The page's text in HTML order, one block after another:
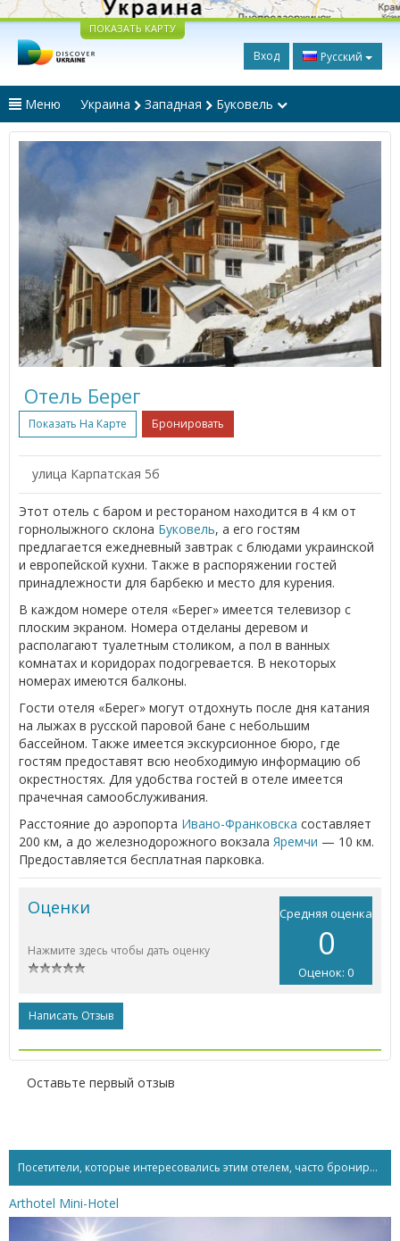
ПОКАЗАТЬ КАРТУ
Вход Русский
Меню Украина Западная Буковель
Отель Берег
Показать На Карте Бронировать
улица Карпатская 5б
Этот отель с баром и рестораном находится в 4 км от
горнолыжного склона Буковель, а его гостям
предлагается ежедневный завтрак с блюдами украинской
и европейской кухни. Также в распоряжении гостей
принадлежности для барбекю и место для курения.
В каждом номере отеля «Берег» имеется телевизор с
плоским экраном. Номера отделаны деревом и
располагают туалетным столиком, а пол в ванных
комнатах и коридорах подогревается. В некоторых
номерах имеются балконы.
Гости отеля «Берег» могут отдохнуть после дня катания
на лыжах в русской паровой бане с небольшим
бассейном. Также имеется экскурсионное бюро, где
гостям предоставят всю необходимую информацию об
окрестностях. Для удобства гостей в отеле имеется
прачечная самообслуживания.
Расстояние до аэропорта Ивано-Франковска составляет
200 км, а до железнодорожного вокзала Яремчи — 10 км.
Предоставляется бесплатная парковка.
Средняя оценка
0
Оценок: 0
Оценки
Нажмите здесь чтобы дать оценку
Написать Отзыв
Оставьте первый отзыв
Посетители, которые интересовались этим отелем, часто бронируют...
Arthotel Mini-Hotel